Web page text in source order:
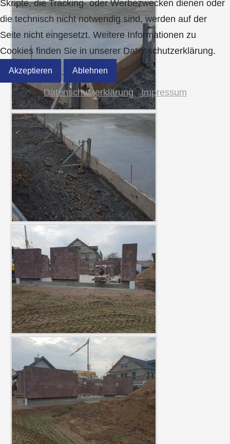
Skripte, die Tracking- oder Werbezwecken dienen oder
die technisch nicht notwendig sind, werden auf der
Seite nicht eingesetzt. Weitere Informationen zu
Cookies finden Sie in unserer Datenschutzerklärung.
Akzeptieren Ablehnen
Datenschutzerklärung|Impressum